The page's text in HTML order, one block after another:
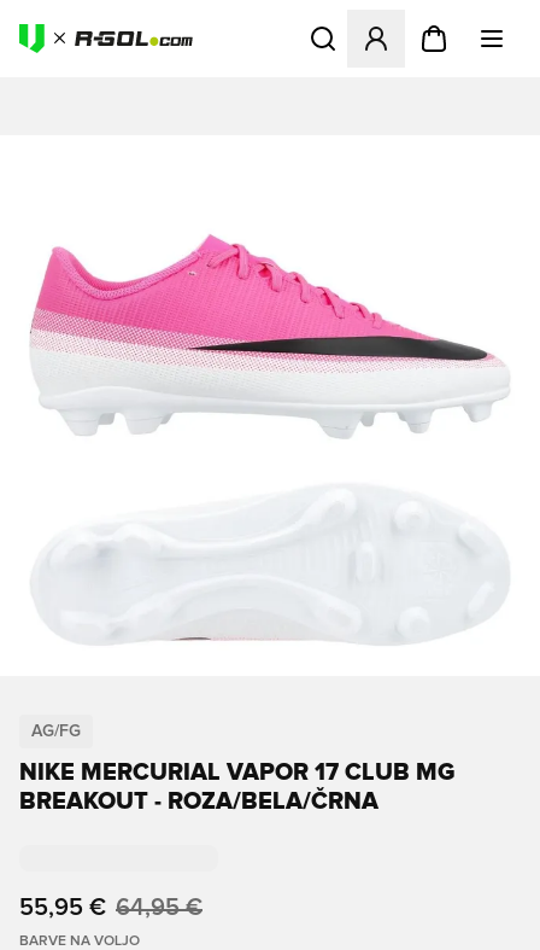
Odpre Modal za prijavo ali
AG/FG
NIKE MERCURIAL VAPOR 17 CLUB MG
BREAKOUT - ROZA/BELA/ČRNA
55,95 € 64,95 €
BARVE NA VOLJO